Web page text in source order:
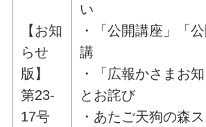
【お知
らせ
版】
第23-
17号
い
・「公開講座」「
講
・「広報かさまお
とお詫び
・あたご天狗の森